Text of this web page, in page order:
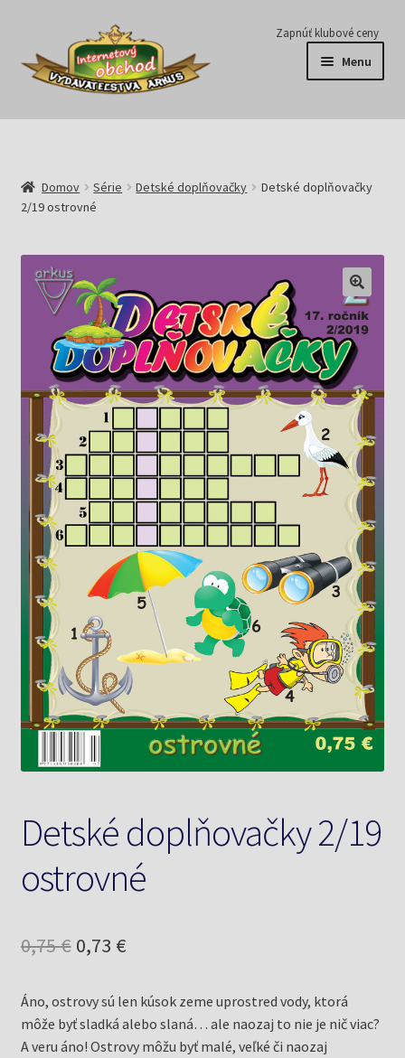
Preskočiť
navigáciu
Preskočiť
obsah
Zapnúť klubové ceny
Menu
Série
E-knihy
Predplatné
Pripravujeme
Pre školy
Knižný klub
Kontakt
Domov Série Detské doplňovačky
Detské doplňovačky
2/19 ostrovné
Detské doplňovačky 2/19
ostrovné
0,75€ Pôvodná
bola:
0,75 €.
0,73 €Aktuálna
je:
0,73 €.
Áno, ostrovy sú len kúsok zeme uprostred vody, ktorá
môže byť sladká alebo slaná… ale naozaj to nie je nič viac?
A veru áno! Ostrovy môžu byť malé, veľké či naozaj